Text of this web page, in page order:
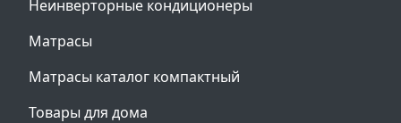
Неинверторные кондиционеры
Матрасы
Матрасы каталог компактный
Товары для дома